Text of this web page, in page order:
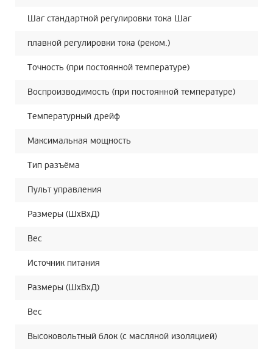
Шаг стандартной регулировки тока Шаг
плавной регулировки тока (реком.)
Точность (при постоянной температуре)
Воспроизводимость (при постоянной температуре)
Температурный дрейф
Максимальная мощность
Тип разъёма
Пульт управления
Размеры (ШхВхД)
Вес
Источник питания
Размеры (ШхВхД)
Вес
Высоковольтный блок (с масляной изоляцией)